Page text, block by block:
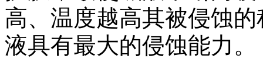
高、温度越高其被侵蚀
液具有最大的侵蚀能力。